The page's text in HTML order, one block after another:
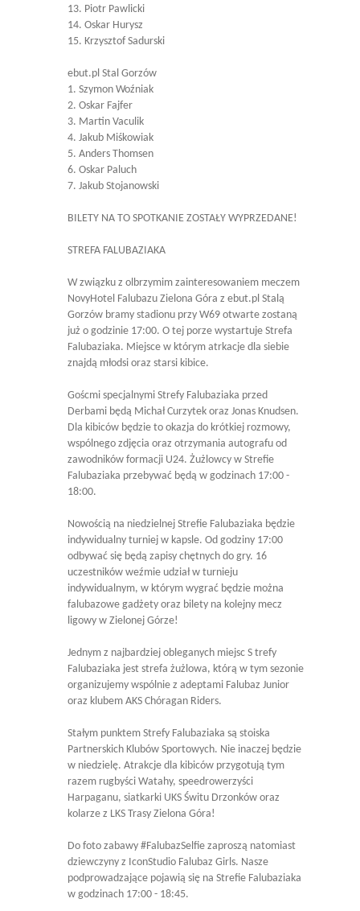
13. Piotr Pawlicki
14. Oskar Hurysz
15. Krzysztof Sadurski
ebut.pl Stal Gorzów
1. Szymon Woźniak
2. Oskar Fajfer
3. Martin Vaculik
4. Jakub Miśkowiak
5. Anders Thomsen
6. Oskar Paluch
7. Jakub Stojanowski
BILETY NA TO SPOTKANIE ZOSTAŁY WYPRZEDANE!
STREFA FALUBAZIAKA
W związku z olbrzymim zainteresowaniem meczem
NovyHotel Falubazu Zielona Góra z ebut.pl Stalą
Gorzów bramy stadionu przy W69 otwarte zostaną
już o godzinie 17:00. O tej porze wystartuje Strefa
Falubaziaka. Miejsce w którym atrkacje dla siebie
znajdą młodsi oraz starsi kibice.
Goścmi specjalnymi Strefy Falubaziaka przed
Derbami będą Michał Curzytek oraz Jonas Knudsen.
Dla kibiców będzie to okazja do krótkiej rozmowy,
wspólnego zdjęcia oraz otrzymania autografu od
zawodników formacji U24. Żużlowcy w Strefie
Falubaziaka przebywać będą w godzinach 17:00 -
18:00.
Nowością na niedzielnej Strefie Falubaziaka będzie
indywidualny turniej w kapsle. Od godziny 17:00
odbywać się będą zapisy chętnych do gry. 16
uczestników weźmie udział w turnieju
indywidualnym, w którym wygrać będzie można
falubazowe gadżety oraz bilety na kolejny mecz
ligowy w Zielonej Górze!
Jednym z najbardziej obleganych miejsc S trefy
Falubaziaka jest strefa żużlowa, którą w tym sezonie
organizujemy wspólnie z adeptami Falubaz Junior
oraz klubem AKS Chóragan Riders.
Stałym punktem Strefy Falubaziaka są stoiska
Partnerskich Klubów Sportowych. Nie inaczej będzie
w niedzielę. Atrakcje dla kibiców przygotują tym
razem rugbyści Watahy, speedrowerzyści
Harpaganu, siatkarki UKS Świtu Drzonków oraz
kolarze z LKS Trasy Zielona Góra!
Do foto zabawy #FalubazSelfie zaproszą natomiast
dziewczyny z IconStudio Falubaz Girls. Nasze
podprowadzające pojawią się na Strefie Falubaziaka
w godzinach 17:00 - 18:45.